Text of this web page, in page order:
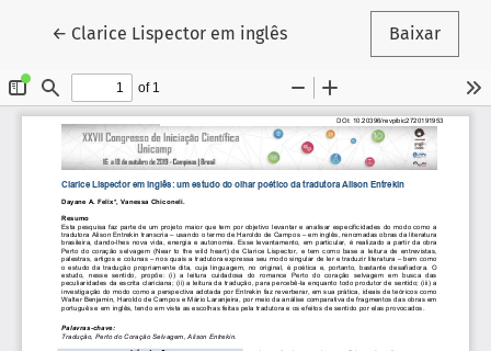
← Voltar aos Detalhes do Artigo
Clarice Lispector em inglês Baixar